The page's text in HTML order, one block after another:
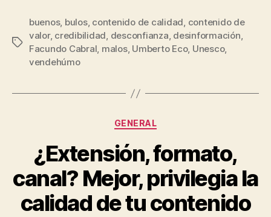
buenos, bulos, contenido de calidad, contenido de
valor, credibilidad, desconfianza, desinformación,
Facundo Cabral, malos, Umberto Eco, Unesco,
vendehúmo
GENERAL
¿Extensión, formato,
canal? Mejor, privilegia la
calidad de tu contenido